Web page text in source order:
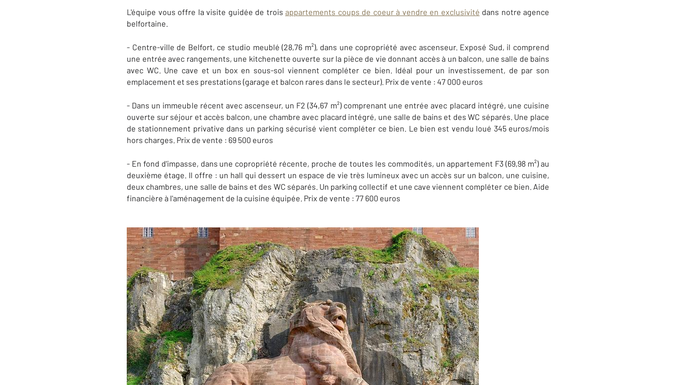
L'équipe vous offre la visite guidée de trois appartements coups de coeur à vendre en exclusivité dans notre agence
belfortaine.
- Centre-ville de Belfort, ce studio meublé (28,76 m²), dans une copropriété avec ascenseur. Exposé Sud, il comprend
une entrée avec rangements, une kitchenette ouverte sur la pièce de vie donnant accès à un balcon, une salle de bains
avec WC. Une cave et un box en sous-sol viennent compléter ce bien. Idéal pour un investissement, de par son
emplacement et ses prestations (garage et balcon rares dans le secteur). Prix de vente : 47 000 euros
- Dans un immeuble récent avec ascenseur, un F2 (34,67 m²) comprenant une entrée avec placard intégré, une cuisine
ouverte sur séjour et accès balcon, une chambre avec placard intégré, une salle de bains et des WC séparés. Une place
de stationnement privative dans un parking sécurisé vient compléter ce bien. Le bien est vendu loué 345 euros/mois
hors charges. Prix de vente : 69 500 euros
- En fond d'impasse, dans une copropriété récente, proche de toutes les commodités, un appartement F3 (69,98 m²) au
deuxième étage. Il offre : un hall qui dessert un espace de vie très lumineux avec un accès sur un balcon, une cuisine,
deux chambres, une salle de bains et des WC séparés. Un parking collectif et une cave viennent compléter ce bien. Aide
financière à l'aménagement de la cuisine équipée. Prix de vente : 77 600 euros